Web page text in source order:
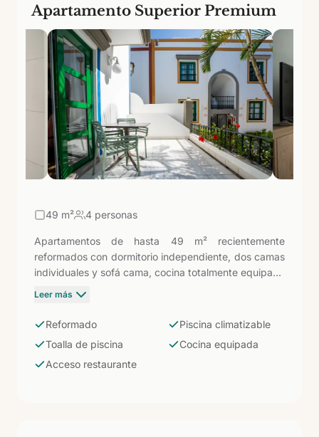
Apartamento Superior Premium
49 m² 4 personas
Apartamentos de hasta 49 m² recientemente
reformados con dormitorio independiente, dos camas
individuales y sofá cama, cocina totalmente equipada
y baño con ducha. Incluye toalla de piscina. La
servicios del hotel hace de esta categoría una de las
actualizadas, piscina climatizable y restaurante
disponible sin salir del recinto.
Leer más
Reformado
Piscina climatizable
Toalla de piscina
Cocina equipada
Acceso restaurante